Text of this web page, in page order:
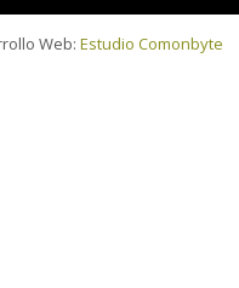
Web: Estudio Comonbyte